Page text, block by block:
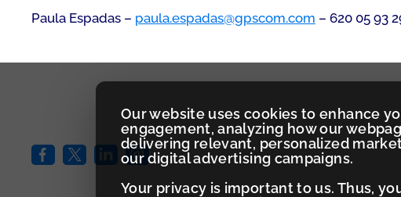
Our website uses cookies to enhance
engagement, analyzing how our
delivering relevant, personalized
our digital advertising campaigns.
Your privacy is important to us. Thus,
Paula Espadas – paula.espadas@gpscom.com – 620 05 93